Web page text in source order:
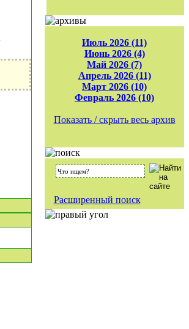
Июль 2026 (11)
Июнь 2026 (4)
Май 2026 (7)
Апрель 2026 (11)
Март 2026 (10)
Февраль 2026 (10)
Показать / скрыть весь архив
Расширенный поиск